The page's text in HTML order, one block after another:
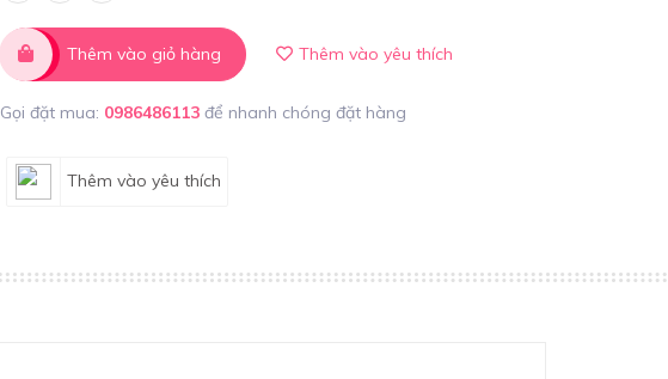
Thêm vào giỏ hàng Thêm vào yêu thích
Gọi đặt mua: 0986486113 để nhanh chóng đặt hàng
Thêm vào yêu thích